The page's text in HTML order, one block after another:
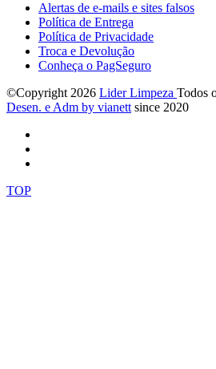
Alertas de e-mails e sites falsos
Política de Entrega
Política de Privacidade
Troca e Devolução
Conheça o PagSeguro
©Copyright 2026 Lider Limpeza Todos
Desen. e Adm by vianett since 2020
TOP